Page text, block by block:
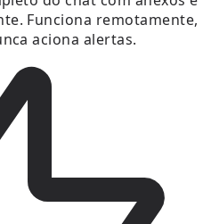
Funciona remotamente,
aciona alertas.